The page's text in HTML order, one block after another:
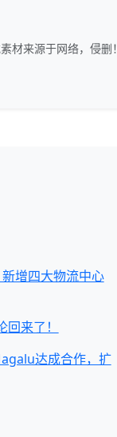
材来源于网络，侵删！
增四大物流中心
来了！
达成合作，扩